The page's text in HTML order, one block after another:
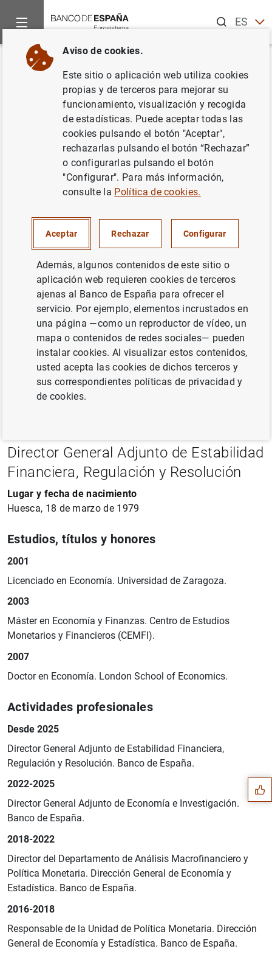
ESEN
Inicio Noticias y eventos
Volver
Carlos Thomas
Director General Adjunto de Estabilidad
Financiera, Regulación y Resolución
Lugar y fecha de nacimiento
Huesca, 18 de marzo de 1979
Estudios, títulos y honores
2001
Licenciado en Economía. Universidad de Zaragoza.
2003
Máster en Economía y Finanzas. Centro de Estudios
Monetarios y Financieros (CEMFI).
2007
Doctor en Economía. London School of Economics.
Actividades profesionales
Desde 2025
Director General Adjunto de Estabilidad Financiera,
Regulación y Resolución. Banco de España.
2022-2025
Director General Adjunto de Economía e Investigación.
Banco de España.
2018-2022
Director del Departamento de Análisis Macrofinanciero y
Política Monetaria. Dirección General de Economía y
Estadística. Banco de España.
2016-2018
Responsable de la Unidad de Política Monetaria. Dirección
General de Economía y Estadística. Banco de España.
Sugerencias
Aviso de cookies.
Este sitio o aplicación web utiliza cookies
propias y de terceros para mejorar su
funcionamiento, visualización y recogida
de estadísticas. Puede aceptar todas las
cookies pulsando el botón "Aceptar",
rechazarlas pulsando el botón “Rechazar”
o configurarlas pulsando el botón
"Configurar". Para más información,
consulte la Política de cookies.
Aceptar Rechazar Configurar
Además, algunos contenidos de este sitio o
aplicación web requieren cookies de terceros
ajenas al Banco de España para ofrecer el
servicio. Por ejemplo, elementos incrustados en
una página —como un reproductor de vídeo, un
mapa o contenidos de redes sociales— pueden
instalar cookies. Al visualizar estos contenidos,
usted acepta las cookies de dichos terceros y
sus correspondientes políticas de privacidad y
de cookies.